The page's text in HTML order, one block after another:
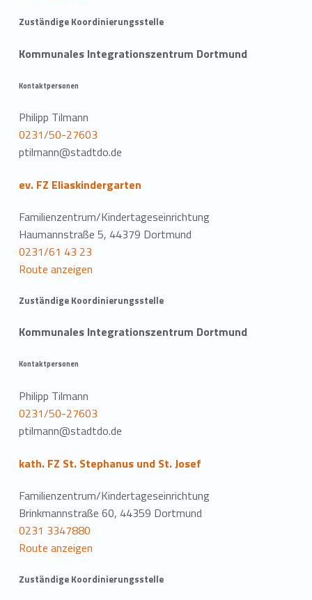
Zuständige Koordinierungsstelle
Kommunales Integrationszentrum Dortmund
Kontaktpersonen
Philipp Tilmann
0231/50-27603
ptilmann@stadtdo.de
ev. FZ Eliaskindergarten
Familienzentrum/Kindertageseinrichtung
Haumannstraße 5, 44379 Dortmund
0231/61 43 23
Route anzeigen
Zuständige Koordinierungsstelle
Kommunales Integrationszentrum Dortmund
Kontaktpersonen
Philipp Tilmann
0231/50-27603
ptilmann@stadtdo.de
kath. FZ St. Stephanus und St. Josef
Familienzentrum/Kindertageseinrichtung
Brinkmannstraße 60, 44359 Dortmund
0231 3347880
Route anzeigen
Zuständige Koordinierungsstelle